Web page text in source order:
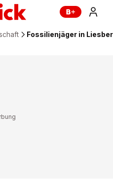
Fossilienjäger in